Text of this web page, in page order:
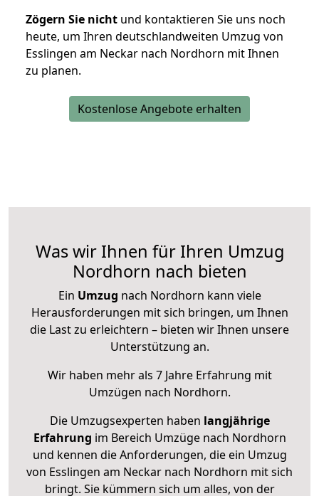
Zögern Sie nicht und kontaktieren Sie uns noch
heute, um Ihren deutschlandweiten Umzug von
Esslingen am Neckar nach Nordhorn mit Ihnen
zu planen.
Kostenlose Angebote erhalten
Was wir Ihnen für Ihren Umzug
Nordhorn nach bieten
Ein Umzug nach Nordhorn kann viele
Herausforderungen mit sich bringen, um Ihnen
die Last zu erleichtern – bieten wir Ihnen unsere
Unterstützung an.
Wir haben mehr als 7 Jahre Erfahrung mit
Umzügen nach Nordhorn.
Die Umzugsexperten haben langjährige
Erfahrung im Bereich Umzüge nach Nordhorn
und kennen die Anforderungen, die ein Umzug
von Esslingen am Neckar nach Nordhorn mit sich
bringt. Sie kümmern sich um alles, von der